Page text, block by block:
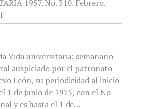
Vida universitaria: semanario
auspiciado por el patronato
León, su periodicidad al inicio
1 de junio de 1975, con el No
y es hasta el 1 de…